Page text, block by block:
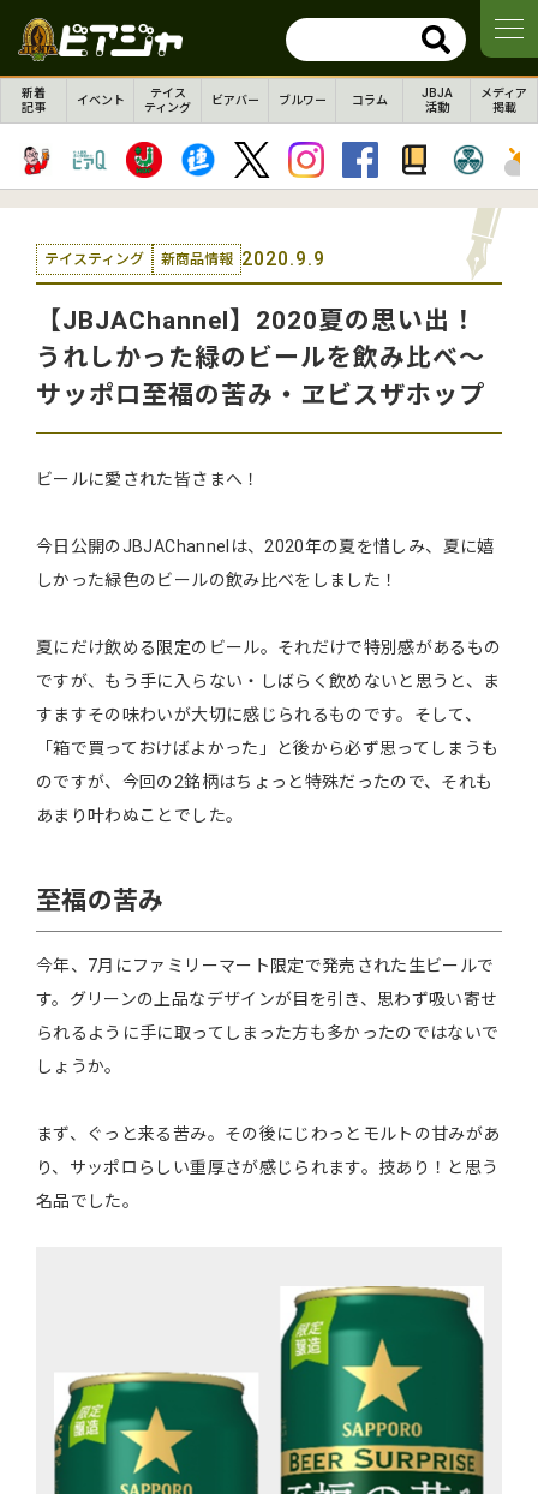
新着
記事
イベント
テイス
ティング
ビアバー ブルワー コラム
JBJA
活動
メディア
掲載
テイスティング 新商品情報 2020.9.9
【JBJAChannel】2020夏の思い出！
うれしかった緑のビールを飲み比べ～
サッポロ至福の苦み・ヱビスザホップ
ビールに愛された皆さまへ！
今日公開のJBJAChannelは、2020年の夏を惜しみ、夏に嬉
しかった緑色のビールの飲み比べをしました！
夏にだけ飲める限定のビール。それだけで特別感があるもの
ですが、もう手に入らない・しばらく飲めないと思うと、ま
すますその味わいが大切に感じられるものです。そして、
「箱で買っておけばよかった」と後から必ず思ってしまうも
のですが、今回の2銘柄はちょっと特殊だったので、それも
あまり叶わぬことでした。
至福の苦み
今年、7月にファミリーマート限定で発売された生ビールで
す。グリーンの上品なデザインが目を引き、思わず吸い寄せ
られるように手に取ってしまった方も多かったのではないで
しょうか。
まず、ぐっと来る苦み。その後にじわっとモルトの甘みがあ
り、サッポロらしい重厚さが感じられます。技あり！と思う
名品でした。